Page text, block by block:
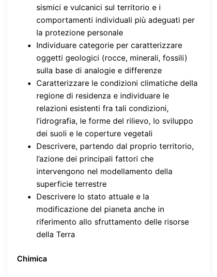
sismici e vulcanici sul territorio e i
comportamenti individuali più adeguati per
la protezione personale
Individuare categorie per caratterizzare
oggetti geologici (rocce, minerali, fossili)
sulla base di analogie e differenze
Caratterizzare le condizioni climatiche della
regione di residenza e individuare le
relazioni esistenti fra tali condizioni,
l’idrografia, le forme del rilievo, lo sviluppo
dei suoli e le coperture vegetali
Descrivere, partendo dal proprio territorio,
l’azione dei principali fattori che
intervengono nel modellamento della
superficie terrestre
Descrivere lo stato attuale e la
modificazione del pianeta anche in
riferimento allo sfruttamento delle risorse
della Terra
Chimica